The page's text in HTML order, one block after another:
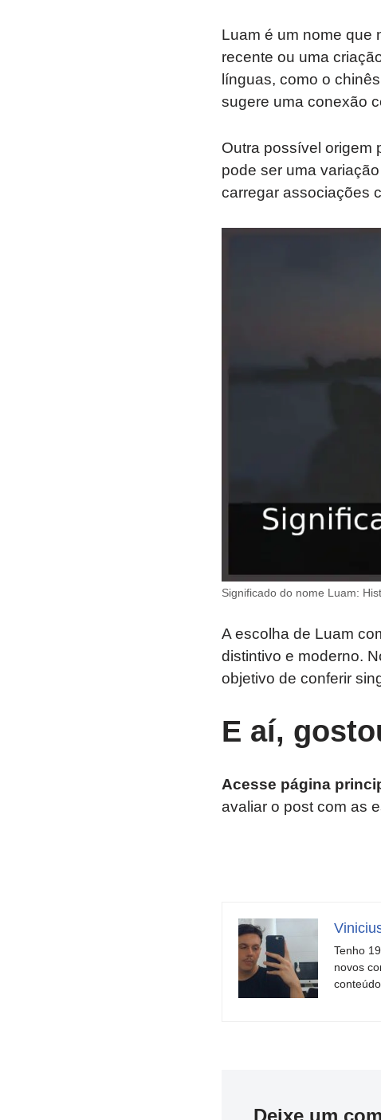
Luam é um nome que
recente ou uma
línguas, como o
sugere uma conexão
Outra possível origem
pode ser uma
carregar associações
Significado do nome Luam:
A escolha de Luam
distintivo e moderno.
objetivo de conferir
E aí,
Acesse página
avaliar o post com as
Tenho
novos
Deixe um